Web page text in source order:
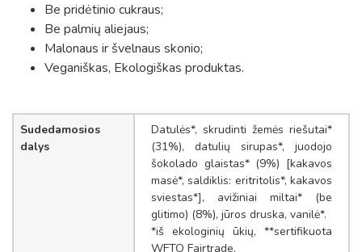
Be pridėtinio cukraus;
Be palmių aliejaus;
Malonaus ir švelnaus skonio;
Veganiškas, Ekologiškas produktas.
Sudedamosios
dalys
Datulės*, skrudinti žemės riešutai*
(31%), datulių sirupas*, juodojo
šokolado glaistas* (9%) [kakavos
masė*, saldiklis: eritritolis*, kakavos
sviestas*], avižiniai miltai* (be
glitimo) (8%), jūros druska, vanilė*.
*iš ekologinių ūkių, **sertifikuota
WFTO Fairtrade.